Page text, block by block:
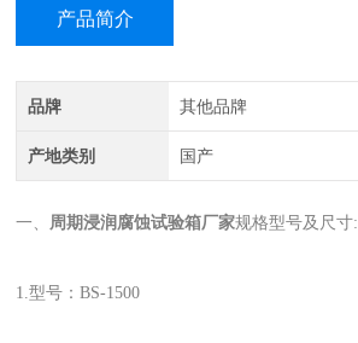
产品简介
品牌 其他品牌
产地类别 国产
一、 周期浸润腐蚀试验箱厂家规格型号及尺寸:
1.型号：BS-1500